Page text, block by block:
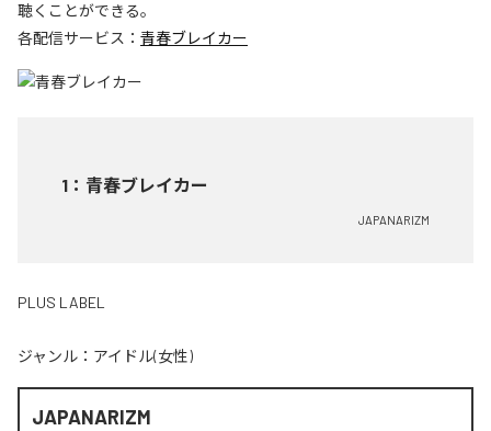
聴くことができる。
各配信サービス： 青春ブレイカー
1 ： 青春ブレイカー
JAPANARIZM
PLUS LABEL
ジャンル： アイドル(女性)
JAPANARIZM